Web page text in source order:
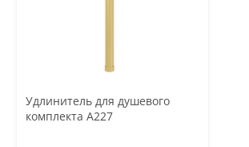
Удлинитель для душевого
комплекта A227